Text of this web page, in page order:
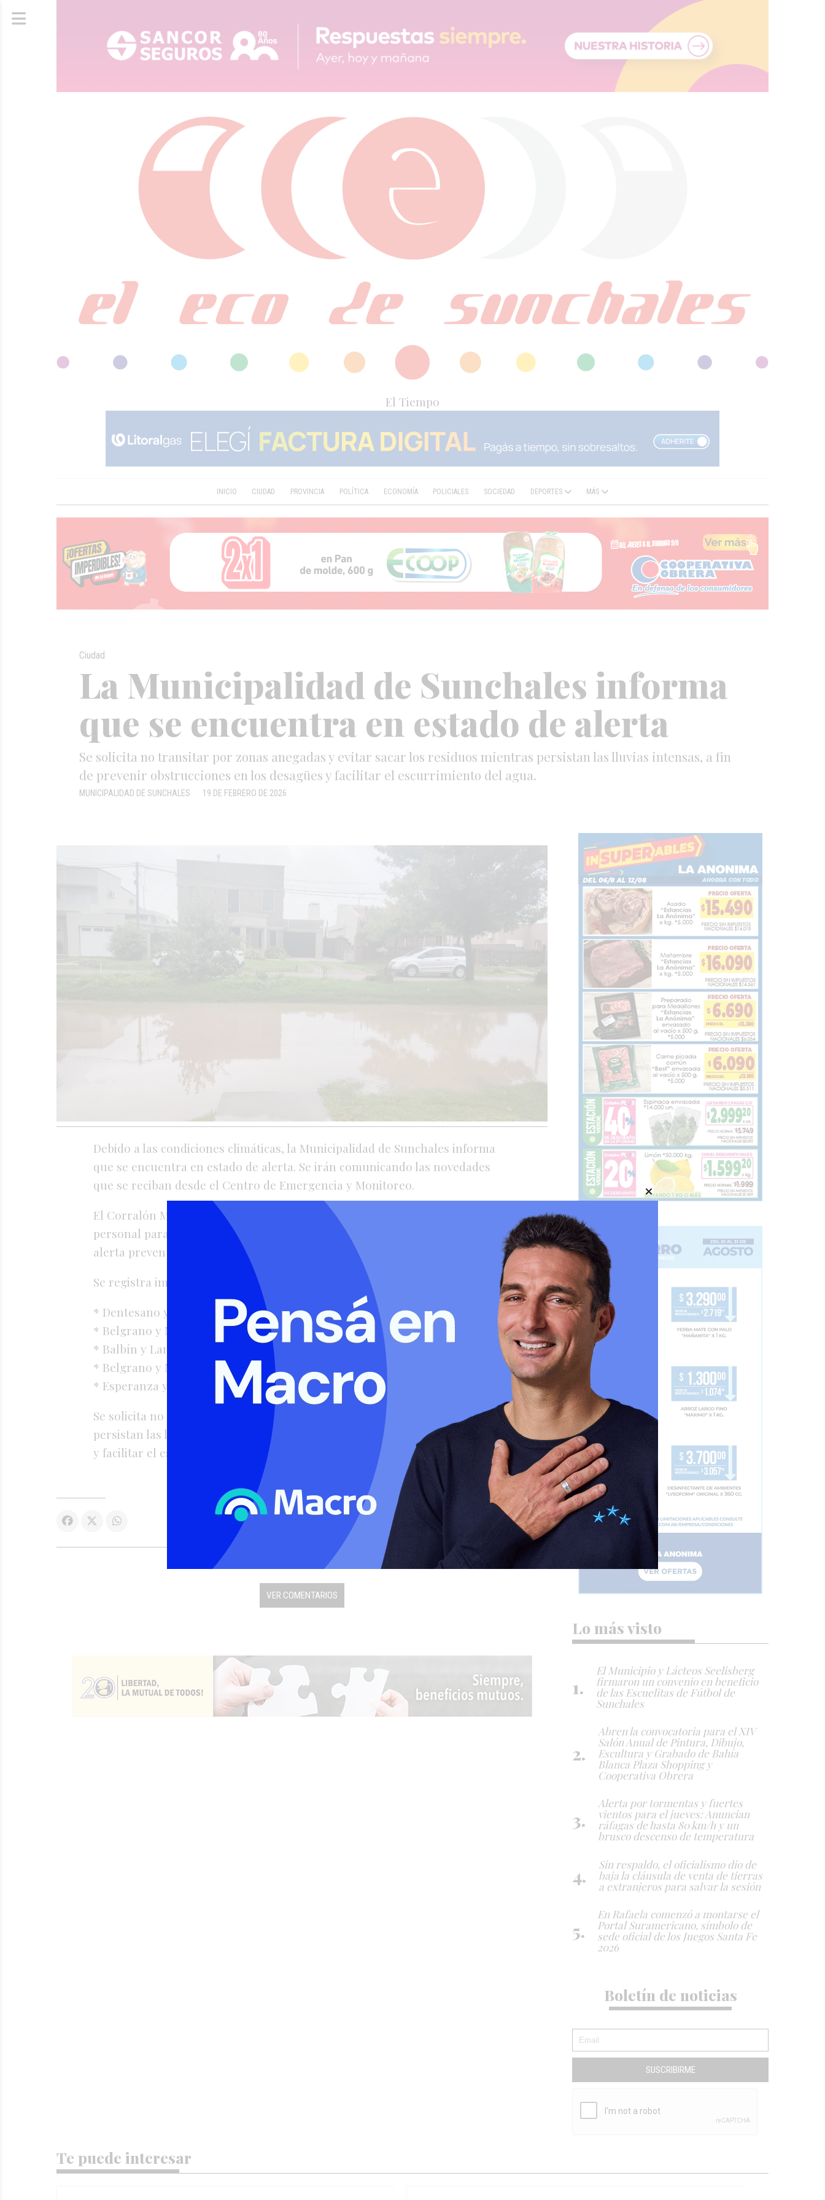
El Tiempo
INICIO CIUDAD PROVINCIA POLÍTICA ECONOMÍA POLICIALES SOCIEDAD DEPORTES MÁS
La Municipalidad de Sunchales informa
que se encuentra en estado de alerta
Se solicita no transitar por zonas anegadas y evitar sacar los residuos mientras persistan las lluvias intensas, a fin
de prevenir obstrucciones en los desagües y facilitar el escurrimiento del agua.
Ciudad
19 DE FEBRERO DE 2026
MUNICIPALIDAD DE SUNCHALES
Debido a las condiciones climáticas, la Municipalidad de Sunchales informa
que se encuentra en estado de alerta. Se irán comunicando las novedades
que se reciban desde el Centro de Emergencia y Monitoreo.
El Corralón Municipal dispone de bolsones de arena, equipamiento y
personal para atender contingencias. Bomberos y Policía se encuentran en
alerta preventiva.
Se registra importante acumulación de agua en las siguientes intersecciones:
* Dentesano y Lavalle
* Belgrano y Mitre
* Balbín y Lantieri
* Belgrano y Miretti
* Esperanza y Rafaela
Se solicita no transitar por estas zonas y evitar sacar los residuos mientras
persistan las lluvias intensas, a fin de prevenir obstrucciones en los desagües
y facilitar el escurrimiento del agua.
VER COMENTARIOS
Te puede interesar
Lo más visto
El Municipio y Lácteos Seelisberg
firmaron un convenio en beneficio
de las Escuelitas de Fútbol de
Sunchales
Abren la convocatoria para el XIV
Salón Anual de Pintura, Dibujo,
Escultura y Grabado de Bahía
Blanca Plaza Shopping y
Cooperativa Obrera
Alerta por tormentas y fuertes
vientos para el jueves: Anuncian
ráfagas de hasta 80 km/h y un
brusco descenso de temperatura
Sin respaldo, el oficialismo dio de
baja la cláusula de venta de tierras
a extranjeros para salvar la sesión
En Rafaela comenzó a montarse el
Portal Suramericano, símbolo de
sede oficial de los Juegos Santa Fe
2026
Boletín de noticias
SUSCRIBIRME